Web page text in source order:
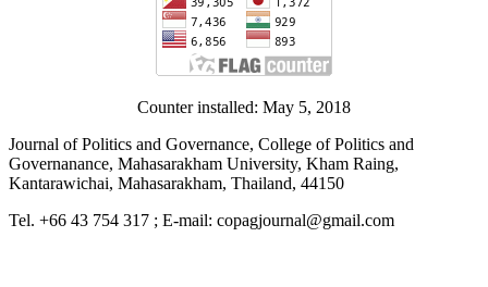
Counter installed: May 5, 2018
Journal of Politics and Governance, College of Politics and
Governanance, Mahasarakham University, Kham Raing,
Kantarawichai, Mahasarakham, Thailand, 44150
Tel. +66 43 754 317 ; E-mail: copagjournal@gmail.com